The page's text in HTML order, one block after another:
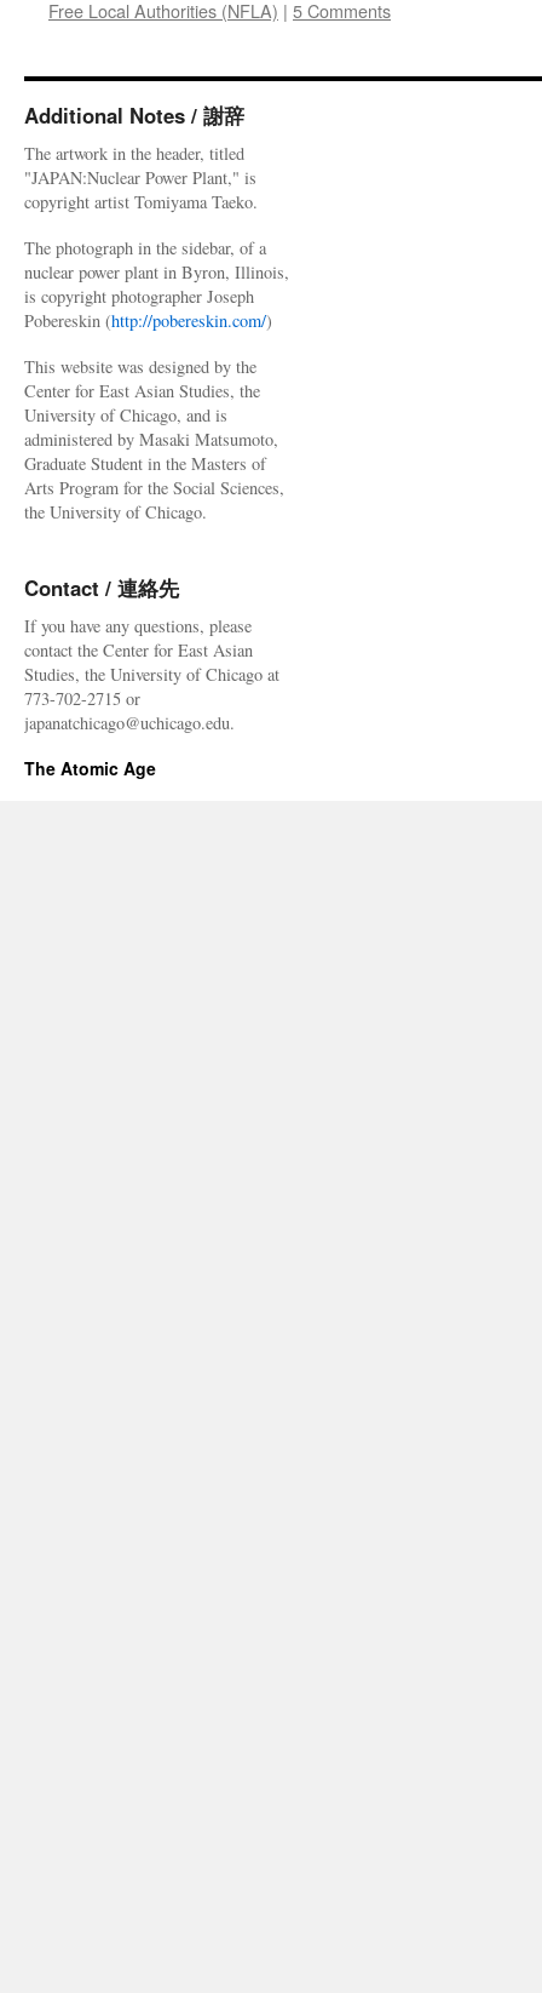
Free Local Authorities (NFLA) | 5 Comments
Additional Notes / 謝辞
The artwork in the header, titled
"JAPAN:Nuclear Power Plant," is
copyright artist Tomiyama Taeko.
The photograph in the sidebar, of a
nuclear power plant in Byron, Illinois,
is copyright photographer Joseph
Pobereskin (http://pobereskin.com/)
This website was designed by the
Center for East Asian Studies, the
University of Chicago, and is
administered by Masaki Matsumoto,
Graduate Student in the Masters of
Arts Program for the Social Sciences,
the University of Chicago.
Contact / 連絡先
If you have any questions, please
contact the Center for East Asian
Studies, the University of Chicago at
773-702-2715 or
japanatchicago@uchicago.edu.
The Atomic Age